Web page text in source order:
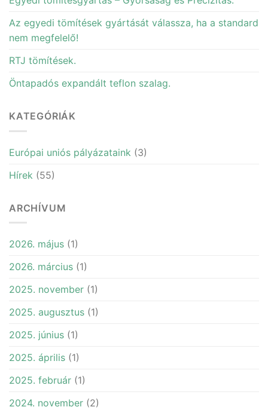
Az egyedi tömítések gyártását válassza, ha a standard
nem megfelelő!
RTJ tömítések.
Öntapadós expandált teflon szalag.
KATEGÓRIÁK
Európai uniós pályázataink (3)
Hírek (55)
ARCHÍVUM
2026. május (1)
2026. március (1)
2025. november (1)
2025. augusztus (1)
2025. június (1)
2025. április (1)
2025. február (1)
2024. november (2)